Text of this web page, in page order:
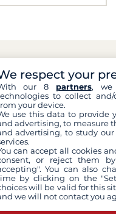
41 : nos
respect your
our 8 partners, we
to collect
your device.
use this data to provide
advertising, to measure
advertising, to study
can accept all cookies
or reject them
You can also
by clicking on the
will be valid for this
we will not contact you